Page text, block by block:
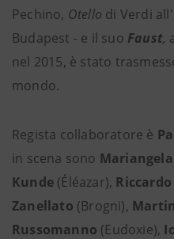
Pechino, Otello di Verdi
Budapest - e il suo Faust,
nel 2015, è stato
mondo.
Regista collaboratore è
in scena sono
Kunde (Éléazar), Riccardo
Zanellato (Brogni),
Russomanno (Eudoxie),